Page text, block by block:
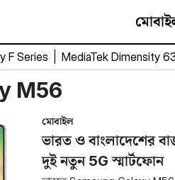
F Series MediaTek Dimensity
M56
মোবাইল
ভারত ও বাংলাদেশের
দুই নতুন 5G স্মার্টফোন